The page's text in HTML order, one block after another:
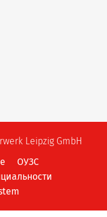
Leipzig GmbH
ОУЗС